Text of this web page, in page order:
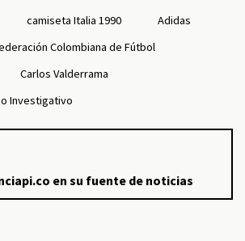
camiseta Italia 1990
Adidas
Colombiana de Fútbol
Carlos Valderrama
Investigativo
en su fuente de noticias